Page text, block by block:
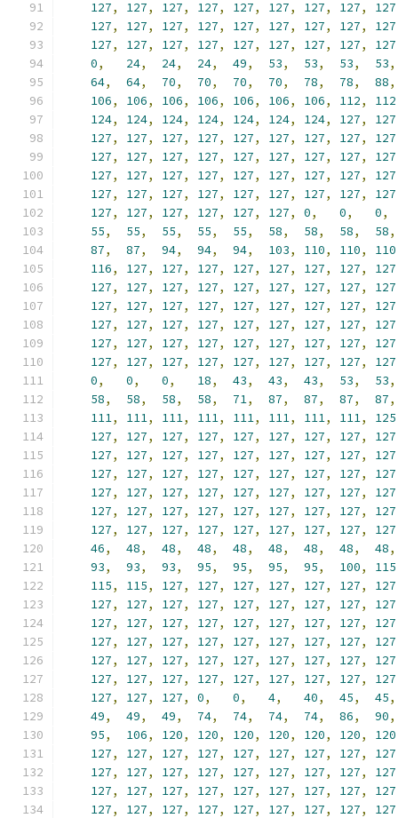
127, 127, 127, 127, 127, 127, 127, 127, 127
127, 127, 127, 127, 127, 127, 127, 127, 127
127, 127, 127, 127, 127, 127, 127, 127, 127
0, 24, 24, 24, 49, 53, 53, 53, 53,
64, 64, 70, 70, 70, 70, 78, 78, 88,
106, 106, 106, 106, 106, 106, 106, 112, 112
124, 124, 124, 124, 124, 124, 124, 127, 127
127, 127, 127, 127, 127, 127, 127, 127, 127
127, 127, 127, 127, 127, 127, 127, 127, 127
127, 127, 127, 127, 127, 127, 127, 127, 127
127, 127, 127, 127, 127, 127, 127, 127, 127
127, 127, 127, 127, 127, 127, 0, 0, 0,
55, 55, 55, 55, 55, 58, 58, 58, 58,
87, 87, 94, 94, 94, 103, 110, 110, 110
116, 127, 127, 127, 127, 127, 127, 127, 127
127, 127, 127, 127, 127, 127, 127, 127, 127
127, 127, 127, 127, 127, 127, 127, 127, 127
127, 127, 127, 127, 127, 127, 127, 127, 127
127, 127, 127, 127, 127, 127, 127, 127, 127
127, 127, 127, 127, 127, 127, 127, 127, 127
0, 0, 0, 18, 43, 43, 43, 53, 53,
58, 58, 58, 58, 71, 87, 87, 87, 87,
111, 111, 111, 111, 111, 111, 111, 111, 125
127, 127, 127, 127, 127, 127, 127, 127, 127
127, 127, 127, 127, 127, 127, 127, 127, 127
127, 127, 127, 127, 127, 127, 127, 127, 127
127, 127, 127, 127, 127, 127, 127, 127, 127
127, 127, 127, 127, 127, 127, 127, 127, 127
127, 127, 127, 127, 127, 127, 127, 127, 127
46, 48, 48, 48, 48, 48, 48, 48, 48,
93, 93, 93, 95, 95, 95, 95, 100, 115
115, 115, 127, 127, 127, 127, 127, 127, 127
127, 127, 127, 127, 127, 127, 127, 127, 127
127, 127, 127, 127, 127, 127, 127, 127, 127
127, 127, 127, 127, 127, 127, 127, 127, 127
127, 127, 127, 127, 127, 127, 127, 127, 127
127, 127, 127, 127, 127, 127, 127, 127, 127
127, 127, 127, 0, 0, 4, 40, 45, 45,
49, 49, 49, 74, 74, 74, 74, 86, 90,
95, 106, 120, 120, 120, 120, 120, 120, 120
127, 127, 127, 127, 127, 127, 127, 127, 127
127, 127, 127, 127, 127, 127, 127, 127, 127
127, 127, 127, 127, 127, 127, 127, 127, 127
127, 127, 127, 127, 127, 127, 127, 127, 127